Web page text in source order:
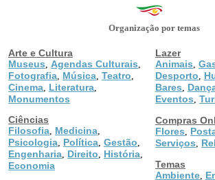
Organização por temas
Arte e Cultura
Museus
Agendas Culturais
Fotografia Música Teatro
Cinema Literatura
Monumentos
Ciências
Filosofia Medicina
Psicologia Política Gestão
Engenharia Direito História
Economia
Lazer
Animais
Desporto
Bares
Eventos
Compras
Flores
Serviços
Temas
Ambiente